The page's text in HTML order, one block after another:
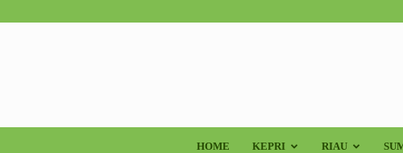
HOME KEPRI RIAU